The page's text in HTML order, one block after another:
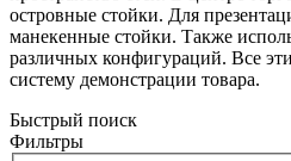
островные стойки. Для
манекенные стойки. Также
различных конфигураций. Все
систему демонстрации товара.
Быстрый поиск
Фильтры